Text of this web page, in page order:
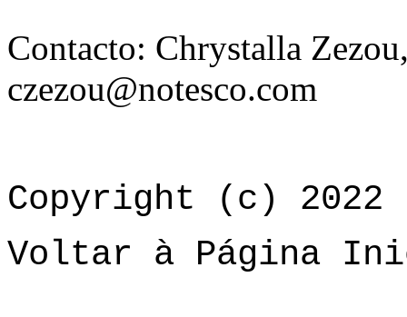
Contacto: Chrystalla
czezou@notesco.com
Copyright (c) 2022
Voltar à Página